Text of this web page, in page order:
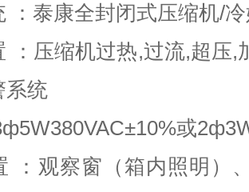
：泰康全封闭式压缩机/
：压缩机过热,过流,超压,
系统
或
：观察窗（箱内照明）